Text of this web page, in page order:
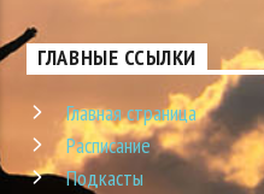
ГЛАВНЫЕ ССЫЛКИ
Главная страница
Расписание
Подкасты